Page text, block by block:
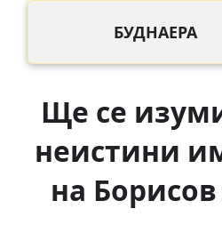
БУДНАЕРА
Ще се
неистини
на